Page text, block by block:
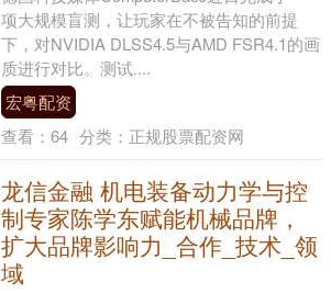
项大规模盲测，让玩家在不被告知的前提
下，对NVIDIA DLSS4.5与AMD FSR4.1的画
质进行对比。测试....
宏粤配资
查看： 64 分类： 正规股票配资网
龙信金融 机电装备动力学与控
制专家陈学东赋能机械品牌，
扩大品牌影响力_合作_技术_领
域